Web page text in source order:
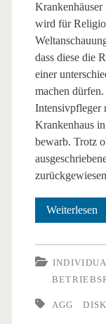
wird für
dass diese die
einer
machen
Intensivpfleger
Krankenhaus
bewarb. Trotz
Weiterlesen
AGG